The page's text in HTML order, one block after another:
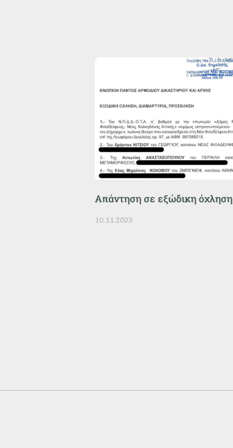
Απάντηση σε εξώδικη όχληση
10.11.2023